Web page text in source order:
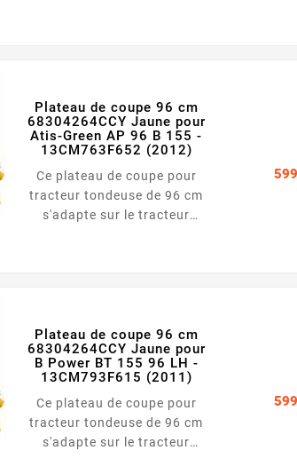
Plateau de coupe 96 cm
68304264CCY Jaune pour
Atis-Green AP 96 B 155 -
13CM763F652 (2012)
Ce plateau de coupe pour
tracteur tondeuse de 96 cm
s'adapte sur le tracteur
Plateau de coupe 96 cm
68304264CCY Jaune pour
B Power BT 155 96 LH -
13CM793F615 (2011)
Ce plateau de coupe pour
tracteur tondeuse de 96 cm
s'adapte sur le tracteur